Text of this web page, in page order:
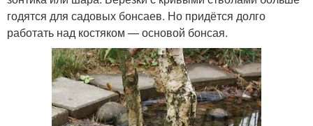
годятся для садовых бонсаев. Но придётся долго
работать над костяком — основой бонсая.